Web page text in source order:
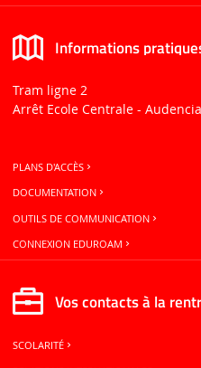
Informations
Tram ligne 2
Arrêt Ecole Centrale - Audencia
PLANS D'ACCÈS
DOCUMENTATION
OUTILS DE COMMUNICATION
CONNEXION EDUROAM
Vos contacts à la
SCOLARITÉ